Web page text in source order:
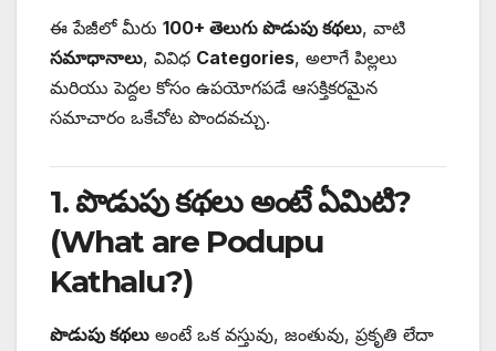
ఈ పేజీలో మీరు 100+ తెలుగు పొడుపు కథలు, వాటి
సమాధానాలు, వివిధ Categories, అలాగే పిల్లలు
మరియు పెద్దల కోసం ఉపయోగపడే ఆసక్తికరమైన
సమాచారం ఒకేచోట పొందవచ్చు.
1. పొడుపు కథలు అంటే ఏమిటి?
(What are Podupu
Kathalu?)
పొడుపు కథలు అంటే ఒక వస్తువు, జంతువు, ప్రకృతి లేదా